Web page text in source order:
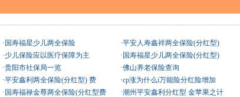
· 国寿福星少儿两全保险
·少儿保险应以医疗保障为主
·贵阳市社保局一览
·平安鑫利两全保险(分红型) 费
· 国寿福禄金尊两全保险(分红型费
·平安人寿鑫祥两全保险(分红型)
· 国寿福星少儿两全保险(分红型)
·佛山养老保险查询
·cp涨为什么i万能险分红险增加
·潮州平安鑫利分红型 金苹果之计